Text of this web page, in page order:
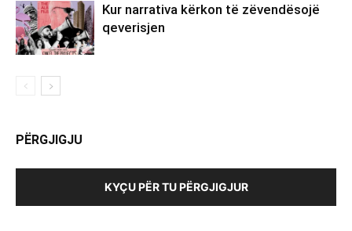
Kur narrativa kërkon të zëvendësojë
qeverisjen
PËRGJIGJU
KYÇU PËR TU PËRGJIGJUR